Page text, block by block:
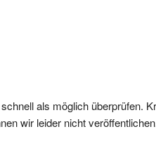
als möglich überprüfen.
wir leider nicht